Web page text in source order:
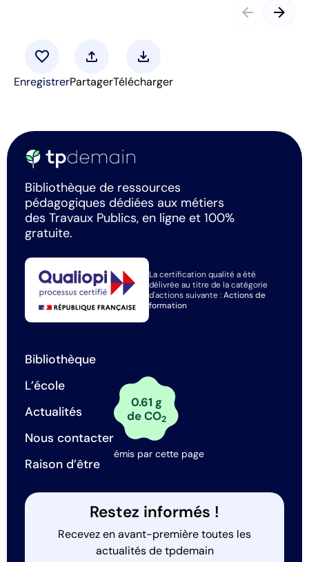
arrow_back arrow_forward
favorite
Enregistrer
upload
Partager
download
Télécharger
Bibliothèque de ressources
pédagogiques dédiées aux métiers
des Travaux Publics, en ligne et 100%
gratuite.
La certification qualité a été
délivrée au titre de la catégorie
d'actions suivante :Actions de
formation
Bibliothèque
L’école
Actualités
Nous contacter
Raison d’être
0.61 g
de CO2
émis par cette page
Restez informés !
Recevez en avant-première toutes les
actualités de tpdemain